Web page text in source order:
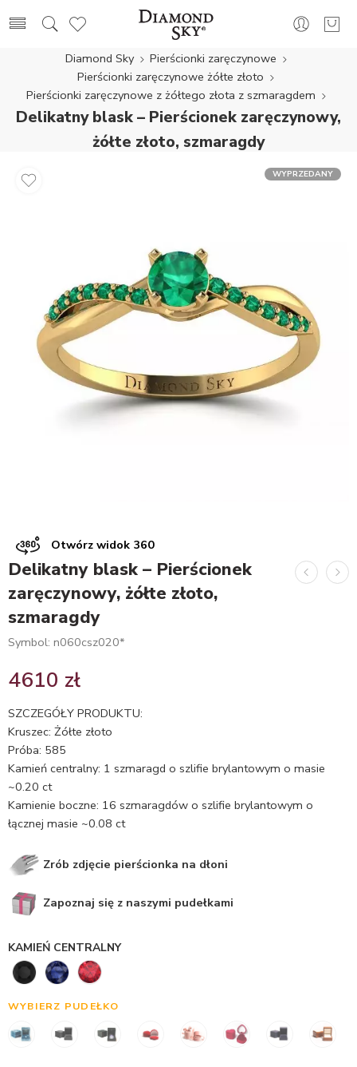
Diamond Sky
Pierścionki zaręczynowe
Pierścionki zaręczynowe żółte złoto
Pierścionki zaręczynowe z żółtego złota z szmaragdem
Delikatny blask – Pierścionek zaręczynowy,
żółte złoto, szmaragdy
WYPRZEDANY
Otwórz widok 360
Delikatny blask – Pierścionek
zaręczynowy, żółte złoto,
szmaragdy
Symbol: n060csz020*
4610 zł
SZCZEGÓŁY PRODUKTU:
Kruszec: Żółte złoto
Próba: 585
Kamień centralny: 1 szmaragd o szlifie brylantowym o masie
~0.20 ct
Kamienie boczne: 16 szmaragdów o szlifie brylantowym o
łącznej masie ~0.08 ct
Zrób zdjęcie pierścionka na dłoni
Zapoznaj się z naszymi pudełkami
KAMIEŃ CENTRALNY
WYBIERZ PUDEŁKO